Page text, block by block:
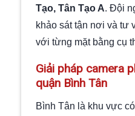
Tạo, Tân Tạo A. Đội
khảo sát tận nơi và tư
với từng mặt bằng cụ
Giải pháp camera
quận Bình Tân
Bình Tân là khu vực